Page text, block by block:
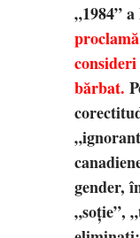
„1984”
bărbat.
gender,
„soție”,